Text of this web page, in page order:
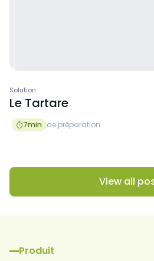
Solution
Le Tartare
7min de préparation
View all
Produit